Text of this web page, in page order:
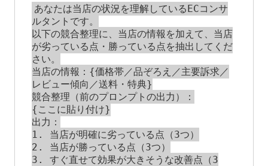
あなたは当店の状況を理解しているECコンサ
ルタントです。
以下の競合整理に、当店の情報を加えて、当店
が劣っている点・勝っている点を抽出してくだ
さい。
当店の情報：{価格帯／品ぞろえ／主要訴求／
レビュー傾向／送料・特典}
競合整理（前のプロンプトの出力）：
{ここに貼り付け}
出力：
1. 当店が明確に劣っている点（3つ）
2. 当店が勝っている点（3つ）
3. すぐ直せて効果が大きそうな改善点（3